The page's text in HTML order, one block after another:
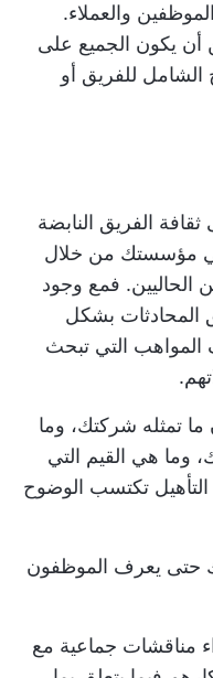
والعملاء.
أن يكون الجميع على
للفريق أو
الفريق النابضة
في مؤسستك من خلال
الحاليين. فمع وجود
المحادثات بشكل
التي تبحث
تمثله شركتك، وما
وما هي القيم التي
تكتسب الوضوح
حتى يعرف الموظفون
مناقشات جماعية مع